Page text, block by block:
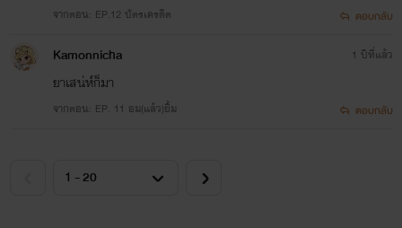
จากตอน: EP.12 บัตรเครดิต ตอบกลับ
Kamonnicha
ยาเสน่ห์ก็มา
จากตอน: EP. 11 อม(แล้ว)ยิ้ม
1 ปีที่แล้ว
ตอบกลับ